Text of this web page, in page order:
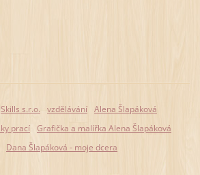
Skills s.r.o. vzdělávání Alena Šlapáková
prací Grafička a malířka Alena Šlapáková
Dana Šlapáková - moje dcera